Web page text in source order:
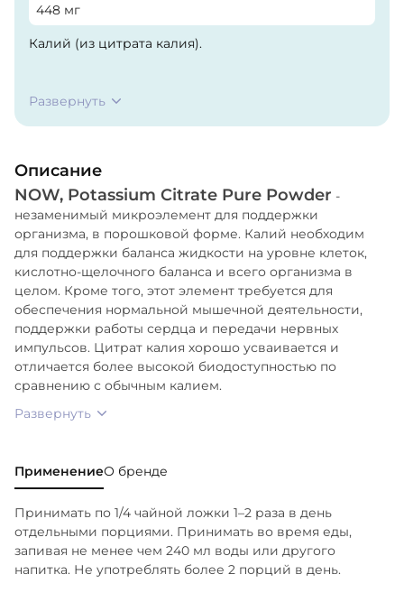
448 мг
Калий (из цитрата калия).
Развернуть
Описание
NOW, Potassium Citrate Pure Powder -
незаменимый микроэлемент для поддержки
организма, в порошковой форме. Калий необходим
для поддержки баланса жидкости на уровне клеток,
кислотно-щелочного баланса и всего организма в
целом. Кроме того, этот элемент требуется для
обеспечения нормальной мышечной деятельности,
поддержки работы сердца и передачи нервных
импульсов. Цитрат калия хорошо усваивается и
отличается более высокой биодоступностью по
сравнению с обычным калием.
Развернуть
ПрименениеО бренде
Принимать по 1/4 чайной ложки 1–2 раза в день
отдельными порциями. Принимать во время еды,
запивая не менее чем 240 мл воды или другого
напитка. Не употреблять более 2 порций в день.